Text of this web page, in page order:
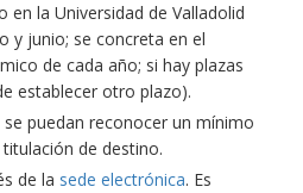
en la Universidad de Valladolid
y junio; se concreta en el
de cada año; si hay plazas
establecer otro plazo).
se puedan reconocer un mínimo
titulación de destino.
de la sede electrónica. Es